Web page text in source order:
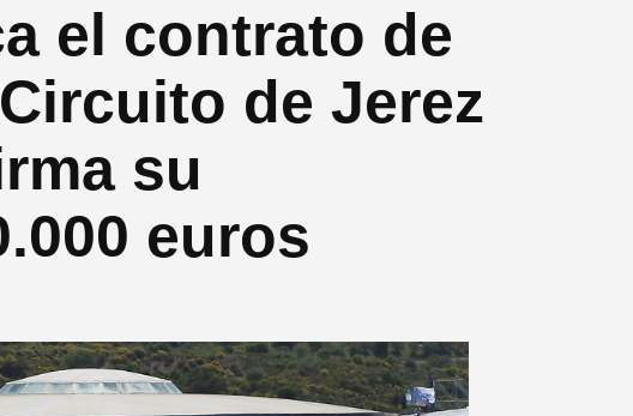
el contrato de
de Jerez
su
euros